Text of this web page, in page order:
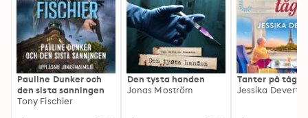
Pauline Dunker och
den sista sanningen
Tony Fischier
Den tysta handen
Jonas Moström
Tanter på tåg
Jessika Devert